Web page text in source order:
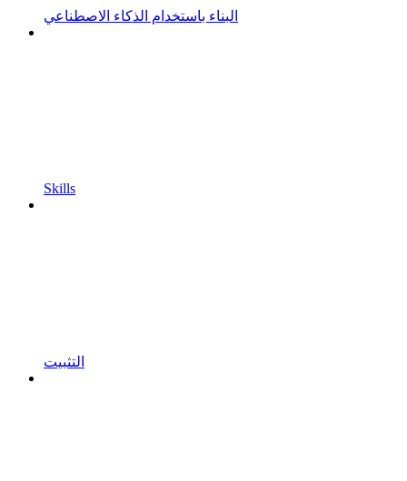
البناء باستخدام الذكاء الاصطناعي
Skills
التثبيت